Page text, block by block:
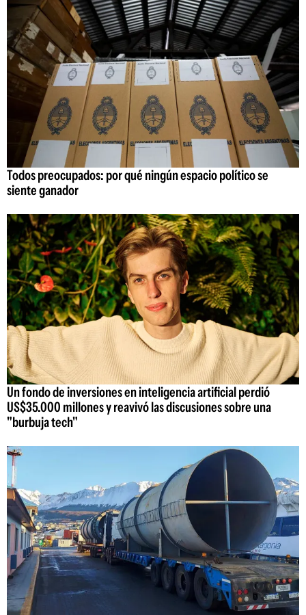
Todos preocupados: por qué ningún espacio político se
siente ganador
Un fondo de inversiones en inteligencia artificial perdió
US$35.000 millones y reavivó las discusiones sobre una
"burbuja tech"